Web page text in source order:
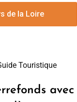
de la Loire
avec